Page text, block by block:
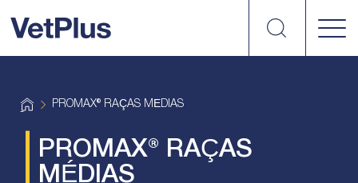
Search
H
o
PROMAX® RAÇAS MÉDIAS
PROMAX® RAÇAS
MÉDIAS